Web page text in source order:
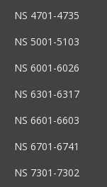
NS 4701-4735
NS 5001-5103
NS 6001-6026
NS 6301-6317
NS 6601-6603
NS 6701-6741
NS 7301-7302